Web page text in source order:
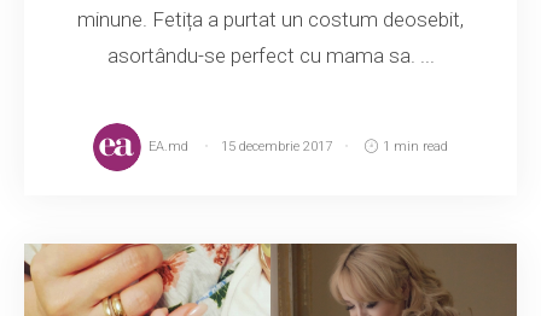
minune. Fetița a purtat un costum deosebit,
asortându-se perfect cu mama sa. ...
EA.md 15 decembrie 2017 1 min read